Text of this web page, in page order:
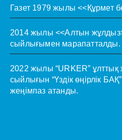
Газет 1979 жылы <<Құрмет
2014 жылы <<Алтын
сыйлығымен марапатталды.
2022 жылы “URKER” ұлттық
сыйлығын “Үздік өңірлік
жеңімпаз атанды.